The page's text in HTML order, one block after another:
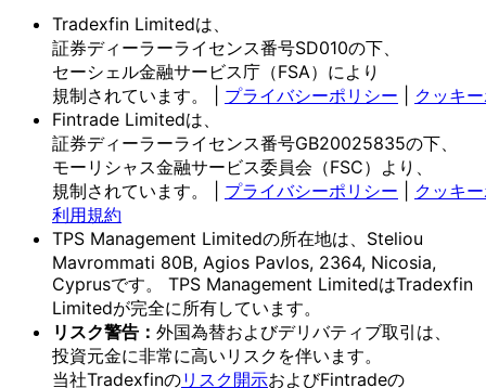
Tradexfin Limitedは、
証券ディーラーライセンス番号SD010の下、
セーシェル金融サービス庁 （FSA）により
規制されています。
プライバシーポリシー
クッキ
Fintrade Limitedは、
証券ディーラーライセンス番号GB20025835の下、
モーリシャス金融サービス委員会 （FSC）より、
規制されています。
プライバシーポリシー
クッキ
利用規約
TPS Management Limitedの所在地は、 Steliou
Mavrommati 80B, Agios Pavlos, 2364, Nicosia,
Cyprusです。
TPS Management LimitedはTradexfin
Limitedが完全に所有しています。
リスク警告： 外国為替およびデリバティブ取引は、
投資元金に非常に高いリスクを伴います。
当社Tradexfinのリスク開示およびFintradeの